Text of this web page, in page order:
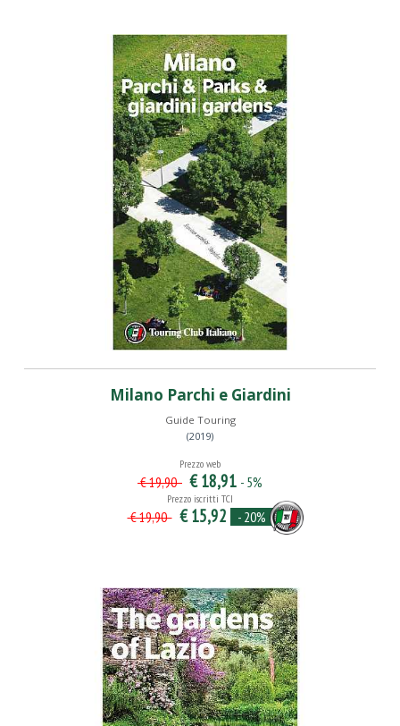
Milano Parchi e Giardini
Guide Touring
(2019)
Prezzo web
€ 19,90 € 18,91 - 5%
Prezzo iscritti TCI
€ 19,90 € 15,92 - 20%